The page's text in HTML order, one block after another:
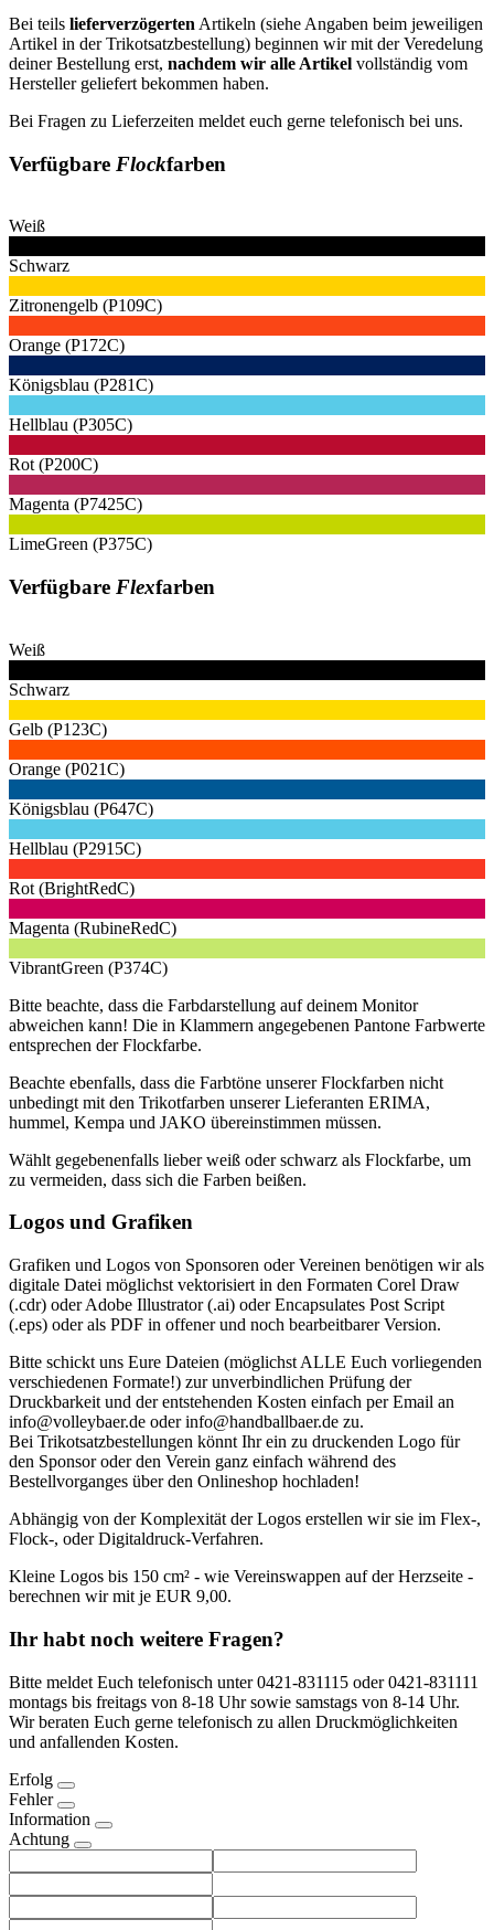
Bei teils lieferverzögerten Artikeln (siehe Angaben beim jeweiligen
Artikel in der Trikotsatzbestellung) beginnen wir mit der Veredelung
deiner Bestellung erst, nachdem wir alle Artikel vollständig vom
Hersteller geliefert bekommen haben.
Bei Fragen zu Lieferzeiten meldet euch gerne telefonisch bei uns.
Verfügbare Flockfarben
Weiß
Schwarz
Zitronengelb (P109C)
Orange (P172C)
Königsblau (P281C)
Hellblau (P305C)
Rot (P200C)
Magenta (P7425C)
LimeGreen (P375C)
Verfügbare Flexfarben
Weiß
Schwarz
Gelb (P123C)
Orange (P021C)
Königsblau (P647C)
Hellblau (P2915C)
Rot (BrightRedC)
Magenta (RubineRedC)
VibrantGreen (P374C)
Bitte beachte, dass die Farbdarstellung auf deinem Monitor
abweichen kann! Die in Klammern angegebenen Pantone Farbwerte
entsprechen der Flockfarbe.
Beachte ebenfalls, dass die Farbtöne unserer Flockfarben nicht
unbedingt mit den Trikotfarben unserer Lieferanten ERIMA,
hummel, Kempa und JAKO übereinstimmen müssen.
Wählt gegebenenfalls lieber weiß oder schwarz als Flockfarbe, um
zu vermeiden, dass sich die Farben beißen.
Logos und Grafiken
Grafiken und Logos von Sponsoren oder Vereinen benötigen wir als
digitale Datei möglichst vektorisiert in den Formaten Corel Draw
(.cdr) oder Adobe Illustrator (.ai) oder Encapsulates Post Script
(.eps) oder als PDF in offener und noch bearbeitbarer Version.
Bitte schickt uns Eure Dateien (möglichst ALLE Euch vorliegenden
verschiedenen Formate!) zur unverbindlichen Prüfung der
Druckbarkeit und der entstehenden Kosten einfach per Email an
info@volleybaer.de oder info@handballbaer.de zu.
Bei Trikotsatzbestellungen könnt Ihr ein zu druckenden Logo für
den Sponsor oder den Verein ganz einfach während des
Bestellvorganges über den Onlineshop hochladen!
Abhängig von der Komplexität der Logos erstellen wir sie im Flex-,
Flock-, oder Digitaldruck-Verfahren.
Kleine Logos bis 150 cm² - wie Vereinswappen auf der Herzseite -
berechnen wir mit je EUR 9,00.
Ihr habt noch weitere Fragen?
Bitte meldet Euch telefonisch unter 0421-831115 oder 0421-831111
montags bis freitags von 8-18 Uhr sowie samstags von 8-14 Uhr.
Wir beraten Euch gerne telefonisch zu allen Druckmöglichkeiten
und anfallenden Kosten.
Erfolg
Fehler
Information
Achtung